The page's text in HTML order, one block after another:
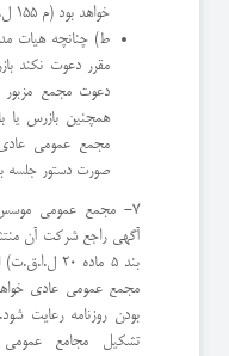
خواهد بود (م ١٥٥ ل.ا.ق.ت).
ط) چنانچه هیات
مقرر دعوت نكند
همچنین بازرس یا
مجمع عمومی عادی
صورت دستور جلسه
٧- مجمع عمومی موسس
آگهی راجع شركت آن
بند ٥ ماده
مجمع عمومی عادی خواهد
بودن روزنامه رعایت
تشكیل مجامع عمومی